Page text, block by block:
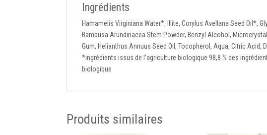
Ingrédients
Hamamelis Virginiana Water*, Illite, Corylus Avellana Seed Oil*,
Bambusa Arundinacea Stem Powder, Benzyl Alcohol,
Gum, Helianthus Annuus Seed Oil, Tocopherol, Aqua, Citric Acid,
*ingrédients issus de l’agriculture biologique 98,8 % des
biologique
Produits similaires